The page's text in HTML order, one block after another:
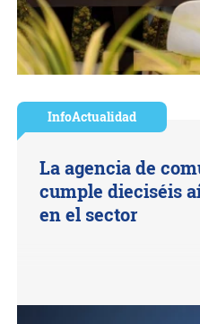
InfoActualidad
La agencia de
cumple dieciséis
en el sector